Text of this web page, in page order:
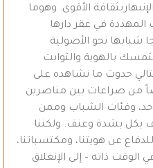
الأقوى. وهوما
في عقر دارها
شبابها نحو الأصولية
بالهوية والثوابت
حدوث ما نشاهده على
من صراعات بين مناصرين
وفئات الشباب وممن
بكل بشدة وعنف. ولكننا
عن هويتنا، ومكتسباتنا،
في الوقت ذاته – إلى الإنغلاق